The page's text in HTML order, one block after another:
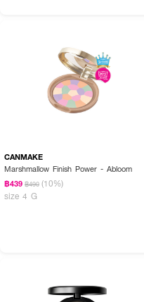
● เติมระหว่างวันเพื่อช่วยควบคุมควา
CANMAKE
Marshmallow Finish Power - Abloom
฿439 ฿490 (10%)
size 4 G